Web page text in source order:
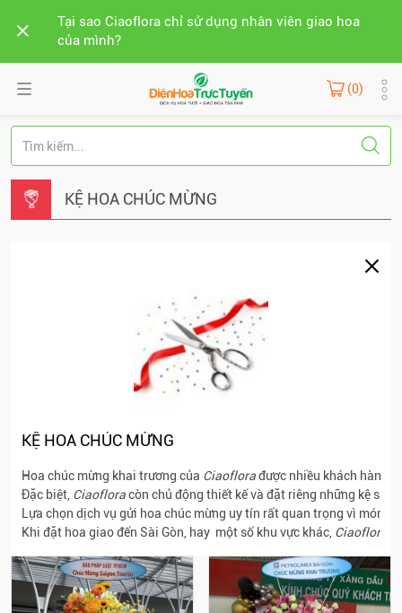
Tại sao Ciaoflora chỉ sử dụng nhân viên giao hoa
của mình?
(0)
KỆ HOA CHÚC MỪNG
KỆ HOA CHÚC MỪNG
Hoa chúc mừng khai trương của Ciaoflorađược nhiều khách hàng
Đặc biệt, Ciaofloracòn chủ động thiết kế và đặt riêng những kệ sắt
Lựa chọn dịch vụ gửi hoa chúc mừng uy tín rất quan trọng vì món
Khi đặt hoa giao đến Sài Gòn, hay một số khu vực khác, Ciaoflora